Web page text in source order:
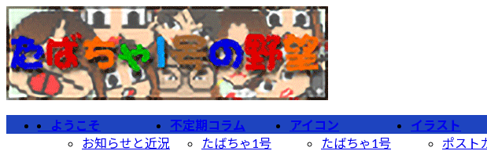
コ
ン
テ
ン
ツ
ナ
ビ
ゲ
ー
シ
ようこそ
お知らせと近況
不定期コラム
たばちゃ1号
アイコン
たばちゃ1号
イラスト
ポスト